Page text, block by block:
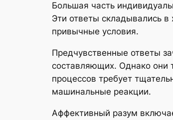
Большая часть
Эти ответы складывались
привычные условия.
Предчувственные ответы
составляющих. Однако они
процессов требует
машинальные реакции.
Аффективный разум